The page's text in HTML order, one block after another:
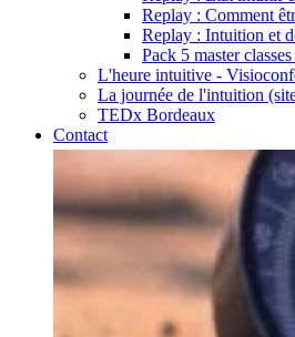
Replay : Comment
Replay : Intuition et
Pack 5 master
L'heure intuitive -
La journée de l'intuition
TEDx Bordeaux
Contact